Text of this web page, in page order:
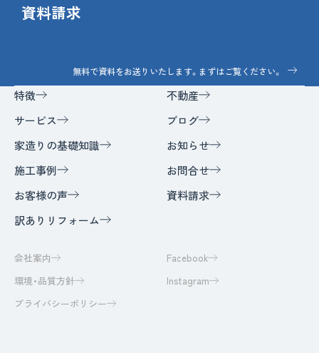
資料請求
無料で資料をお送りいたします。まずはご覧ください。
特徴
サービス
家造りの基礎知識
施工事例
お客様の声
訳ありリフォーム
不動産
ブログ
お知らせ
お問合せ
資料請求
会社案内
環境・品質方針
プライバシーポリシー
Facebook
Instagram